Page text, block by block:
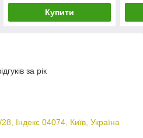
Купити
за рік
Індекс 04074, Київ, Україна